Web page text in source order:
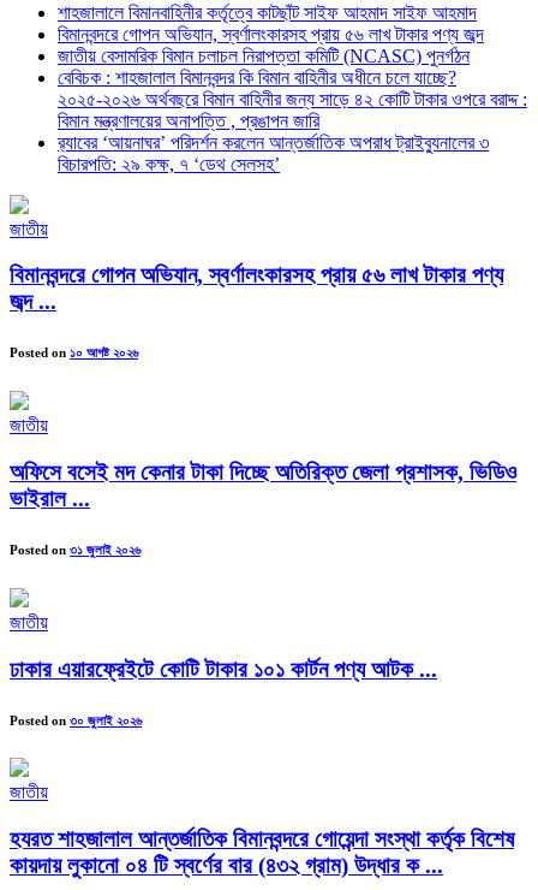
শাহজালালে বিমানবাহিনীর কর্তৃত্বে কাটছাঁট সাইফ আহমাদ সাইফ আহমাদ
বিমানবন্দরে গোপন অভিযান, স্বর্ণালংকারসহ প্রায় ৫৬ লাখ টাকার পণ্য জব্দ
জাতীয় বেসামরিক বিমান চলাচল নিরাপত্তা কমিটি (NCASC) পুনর্গঠন
বেবিচক : শাহজালাল বিমানবন্দর কি বিমান বাহিনীর অধীনে চলে যাচ্ছে?
২০২৫-২০২৬ অর্থবছরে বিমান বাহিনীর জন্য সাড়ে ৪২ কোটি টাকার ওপরে বরাদ্দ :
বিমান মন্ত্রণালয়ের অনাপত্তি , প্রঙাপন জারি
র‍্যাবের ‘আয়নাঘর’ পরিদর্শন করলেন আন্তর্জাতিক অপরাধ ট্রাইব্যুনালের ৩
বিচারপতি: ২৯ কক্ষ, ৭ ‘ডেথ সেলসহ’
জাতীয়
বিমানবন্দরে গোপন অভিযান, স্বর্ণালংকারসহ প্রায় ৫৬ লাখ টাকার পণ্য
জব্দ ...
Posted on ১০ আগষ্ট ২০২৬
জাতীয়
অফিসে বসেই মদ কেনার টাকা দিচ্ছে অতিরিক্ত জেলা প্রশাসক, ভিডিও
ভাইরাল ...
Posted on ৩১ জুলাই ২০২৬
জাতীয়
ঢাকার এয়ারফ্রেইটে কোটি টাকার ১০১ কার্টন পণ্য আটক ...
Posted on ৩০ জুলাই ২০২৬
জাতীয়
হযরত শাহজালাল আন্তর্জাতিক বিমানবন্দরে গোয়েন্দা সংস্থা কর্তৃক বিশেষ
কায়দায় লুকানো ০৪ টি স্বর্ণের বার (৪৩২ গ্রাম) উদ্ধার ক ...